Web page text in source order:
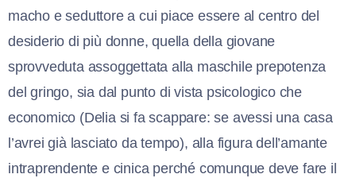
macho e seduttore a cui piace essere al centro del
desiderio di più donne, quella della giovane
sprovveduta assoggettata alla maschile prepotenza
del gringo, sia dal punto di vista psicologico che
economico (Delia si fa scappare: se avessi una casa
l’avrei già lasciato da tempo), alla figura dell’amante
intraprendente e cinica perché comunque deve fare il